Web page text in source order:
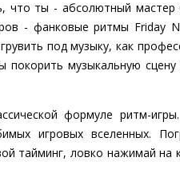
что ты - абсолютный
- фанковые ритмы Friday
под музыку, как
музыкальную сцену
формуле ритм-
игровых вселенных.
тайминг, ловко нажимай на